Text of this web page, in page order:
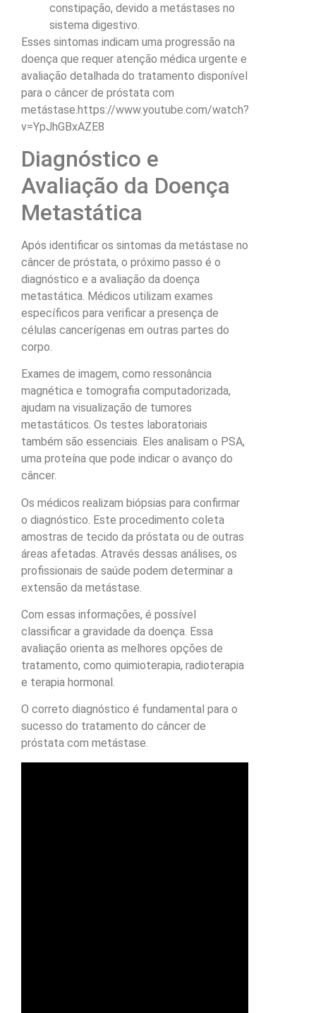
constipação, devido a metástases no
sistema digestivo.
Esses sintomas indicam uma progressão na
doença que requer atenção médica urgente e
avaliação detalhada do tratamento disponível
para o câncer de próstata com
metástase.https://www.youtube.com/watch?
v=YpJhGBxAZE8
Diagnóstico e
Avaliação da Doença
Metastática
Após identificar os sintomas da metástase no
câncer de próstata, o próximo passo é o
diagnóstico e a avaliação da doença
metastática. Médicos utilizam exames
específicos para verificar a presença de
células cancerígenas em outras partes do
corpo.
Exames de imagem, como ressonância
magnética e tomografia computadorizada,
ajudam na visualização de tumores
metastáticos. Os testes laboratoriais
também são essenciais. Eles analisam o PSA,
uma proteína que pode indicar o avanço do
câncer.
Os médicos realizam biópsias para confirmar
o diagnóstico. Este procedimento coleta
amostras de tecido da próstata ou de outras
áreas afetadas. Através dessas análises, os
profissionais de saúde podem determinar a
extensão da metástase.
Com essas informações, é possível
classificar a gravidade da doença. Essa
avaliação orienta as melhores opções de
tratamento, como quimioterapia, radioterapia
e terapia hormonal.
O correto diagnóstico é fundamental para o
sucesso do tratamento do câncer de
próstata com metástase.